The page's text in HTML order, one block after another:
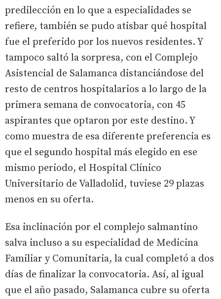
predilección en lo que a especialidades se
refiere, también se pudo atisbar qué hospital
fue el preferido por los nuevos residentes. Y
tampoco saltó la sorpresa, con el Complejo
Asistencial de Salamanca distanciándose del
resto de centros hospitalarios a lo largo de la
primera semana de convocatoria, con 45
aspirantes que optaron por este destino. Y
como muestra de esa diferente preferencia es
que el segundo hospital más elegido en ese
mismo periodo, el Hospital Clínico
Universitario de Valladolid, tuviese 29 plazas
menos en su oferta.
Esa inclinación por el complejo salmantino
salva incluso a su especialidad de Medicina
Familiar y Comunitaria, la cual completó a dos
días de finalizar la convocatoria. Así, al igual
que el año pasado, Salamanca cubre su oferta